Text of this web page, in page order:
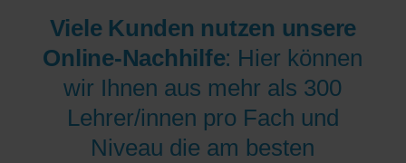
Viele Kunden nutzen unsere
Online-Nachhilfe: Hier können
wir Ihnen aus mehr als 300
Lehrer/innen pro Fach und
Niveau die am besten